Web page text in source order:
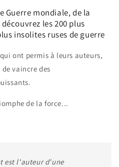
Guerre mondiale, de la
les 200 plus
insolites ruses de guerre
ont permis à leurs auteurs,
vaincre des
de la force...
est l'auteur d'une